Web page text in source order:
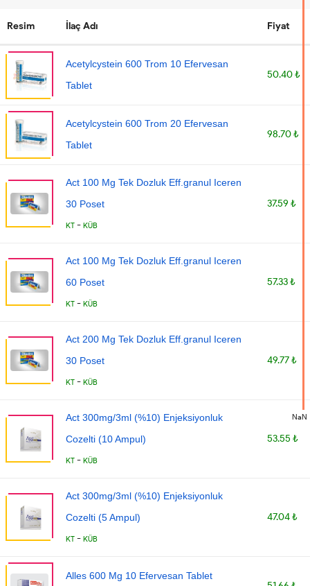
Resim İlaç Adı Fiyat
Acetylcystein 600 Trom 10 Efervesan
Tablet
50.40 ₺
Acetylcystein 600 Trom 20 Efervesan
Tablet
98.70 ₺
Act 100 Mg Tek Dozluk Eff.granul Iceren
30 Poset
KT - KÜB
37.59 ₺
Act 100 Mg Tek Dozluk Eff.granul Iceren
60 Poset
KT - KÜB
57.33 ₺
Act 200 Mg Tek Dozluk Eff.granul Iceren
30 Poset
KT - KÜB
49.77 ₺
Act 300mg/3ml (%10) Enjeksiyonluk
Cozelti (10 Ampul)
KT - KÜB
53.55 ₺
Act 300mg/3ml (%10) Enjeksiyonluk
Cozelti (5 Ampul)
KT - KÜB
47.04 ₺
Alles 600 Mg 10 Efervesan Tablet
NaN